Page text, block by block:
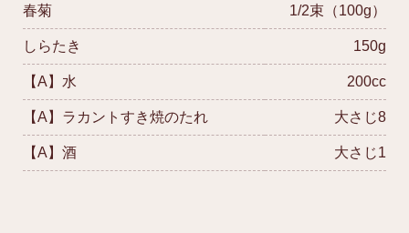
春菊 1/2束（100g）
しらたき 150g
【A】水 200cc
【A】ラカントすき焼のたれ 大さじ8
【A】酒 大さじ1